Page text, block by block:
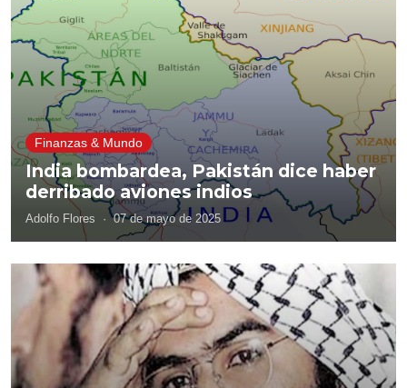
Finanzas & Mundo
India bombardea, Pakistán dice haber
derribado aviones indios
Adolfo Flores · 07 de mayo de 2025